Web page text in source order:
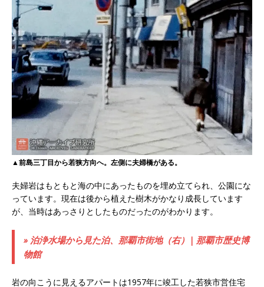
▲前島三丁目から若狭方向へ。左側に夫婦橋がある。
夫婦岩はもともと海の中にあったものを埋め立てられ、公園にな
っています。現在は後から植えた樹木がかなり成長しています
が、当時はあっさりとしたものだったのがわかります。
» 泊浄水場から見た泊、那覇市街地（右）| 那覇市歴史博
物館
岩の向こうに見えるアパートは1957年に竣工した若狭市営住宅